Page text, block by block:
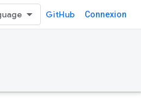
GitHub Connexion